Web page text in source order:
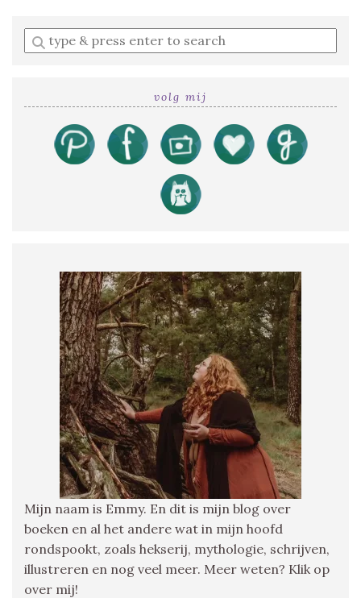
Enter
a
volg mij
Mijn naam is Emmy. En dit is mijn blog over
boeken en al het andere wat in mijn hoofd
rondspookt, zoals hekserij, mythologie, schrijven,
illustreren en nog veel meer. Meer weten? Klik op
over mij!